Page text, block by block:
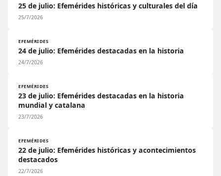
25 de julio: Efemérides históricas y culturales del día
25/7/2026
EFEMÉRIDES
24 de julio: Efemérides destacadas en la historia
24/7/2026
EFEMÉRIDES
23 de julio: Efemérides destacadas en la historia
mundial y catalana
23/7/2026
EFEMÉRIDES
22 de julio: Efemérides históricas y acontecimientos
destacados
22/7/2026